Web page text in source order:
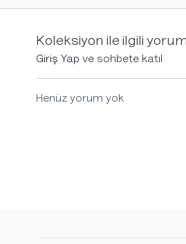
Koleksiyon ile ilgili
Giriş Yap ve sohbete katıl
Henüz yorum yok